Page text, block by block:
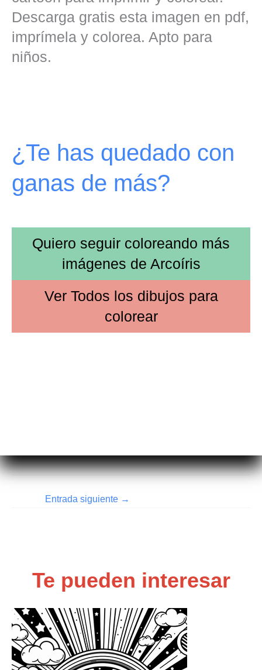
Descarga gratis esta imagen en pdf,
imprímela y colorea. Apto para
niños.
¿Te has quedado con
ganas de más?
Quiero seguir coloreando más
imágenes de Arcoíris
Ver Todos los dibujos para
colorear
Entrada siguiente →
Te pueden interesar